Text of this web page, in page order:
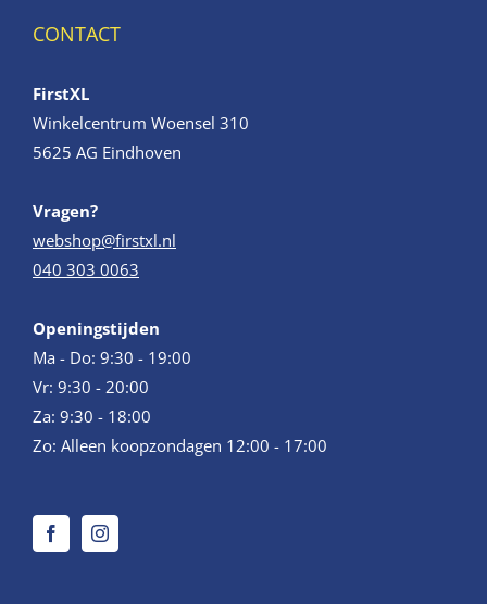
CONTACT
FirstXL
Winkelcentrum Woensel 310
5625 AG Eindhoven
Vragen?
webshop@firstxl.nl
040 303 0063
Openingstijden
Ma - Do: 9:30 - 19:00
Vr: 9:30 - 20:00
Za: 9:30 - 18:00
Zo: Alleen koopzondagen 12:00 - 17:00